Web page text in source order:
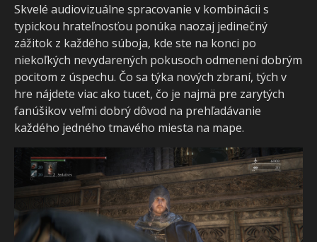
Skvelé audiovizuálne spracovanie v kombinácii s
typickou hrateľnosťou ponúka naozaj jedinečný
zážitok z každého súboja, kde ste na konci po
niekoľkých nevydarených pokusoch odmenení dobrým
pocitom z úspechu. Čo sa týka nových zbraní, tých v
hre nájdete viac ako tucet, čo je najmä pre zarytých
fanúšikov veľmi dobrý dôvod na prehľadávanie
každého jedného tmavého miesta na mape.